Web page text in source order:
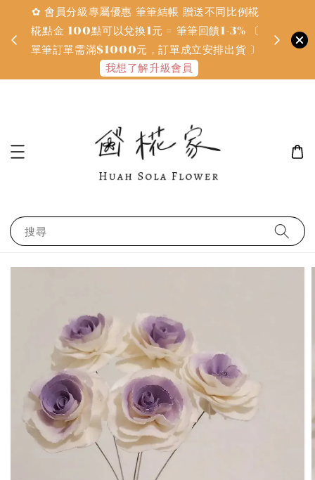
✿ 會員分級專屬優惠 筆筆結帳 贈送不同比例椛
椛點金 100點可以兌換1元 = 筆筆回饋1-3% 〔
單筆訂單需滿$1000元，訂單成立安排出貨 〕
我想了解升級會員
搜尋